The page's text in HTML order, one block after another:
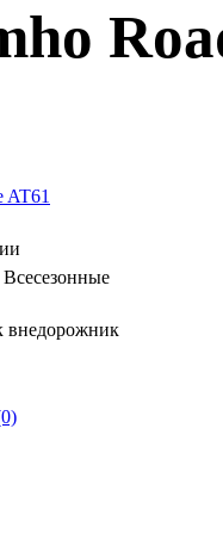
AT61
Всесезонные
внедорожник